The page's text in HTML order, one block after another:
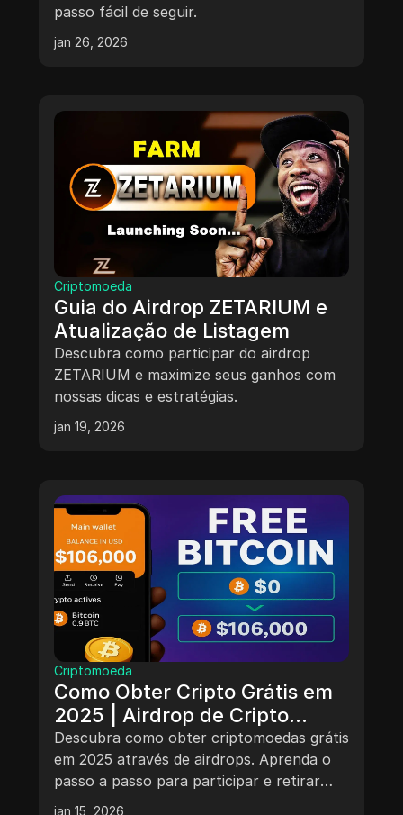
passo fácil de seguir.
jan 26, 2026
Criptomoeda
Guia do Airdrop ZETARIUM e
Atualização de Listagem
Descubra como participar do airdrop
ZETARIUM e maximize seus ganhos com
nossas dicas e estratégias.
jan 19, 2026
Criptomoeda
Como Obter Cripto Grátis em
2025 | Airdrop de Cripto
Grátis | Ganhe Bitcoin e USDT
Instantaneamente
Descubra como obter criptomoedas grátis
em 2025 através de airdrops. Aprenda o
passo a passo para participar e retirar
seus ganhos de forma simples e rápida.
jan 15, 2026